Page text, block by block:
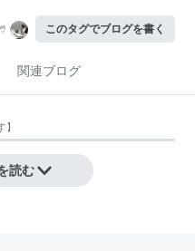
このタグでブログを書く
関連ブログ
】
読む